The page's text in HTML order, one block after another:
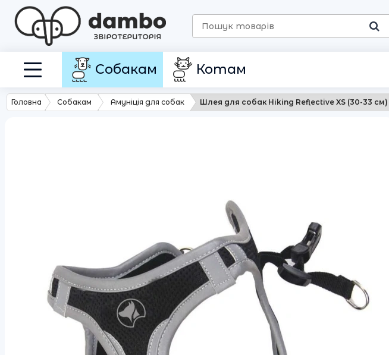
Собакам Котам
Головна Собакам Амуніція для собак Шлея для собак Hiking Reflective XS (30-33 см)